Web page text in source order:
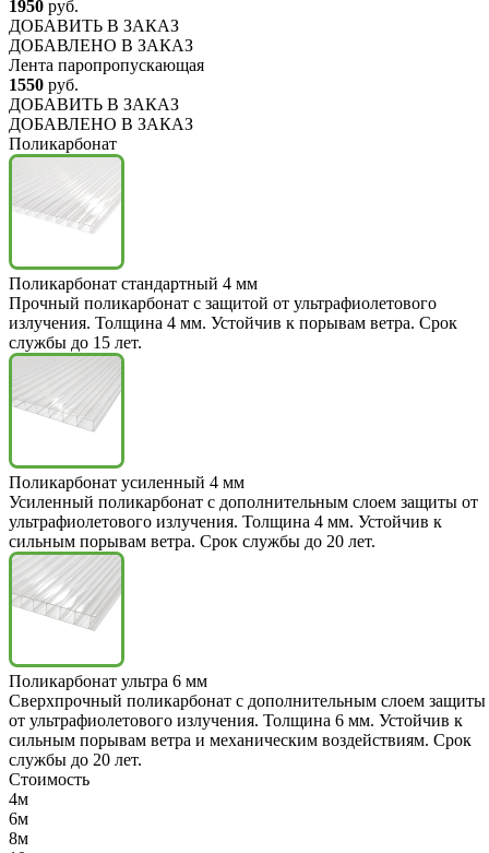
1950 руб.
ДОБАВИТЬ В ЗАКАЗ
ДОБАВЛЕНО В ЗАКАЗ
Лента паропропускающая
1550 руб.
ДОБАВИТЬ В ЗАКАЗ
ДОБАВЛЕНО В ЗАКАЗ
Поликарбонат
Поликарбонат стандартный 4 мм
Прочный поликарбонат с защитой от ультрафиолетового
излучения. Толщина 4 мм. Устойчив к порывам ветра. Срок
службы до 15 лет.
Поликарбонат усиленный 4 мм
Усиленный поликарбонат с дополнительным слоем защиты от
ультрафиолетового излучения. Толщина 4 мм. Устойчив к
сильным порывам ветра. Срок службы до 20 лет.
Поликарбонат ультра 6 мм
Сверхпрочный поликарбонат с дополнительным слоем защиты
от ультрафиолетового излучения. Толщина 6 мм. Устойчив к
сильным порывам ветра и механическим воздействиям. Срок
службы до 20 лет.
Стоимость
4м
6м
8м